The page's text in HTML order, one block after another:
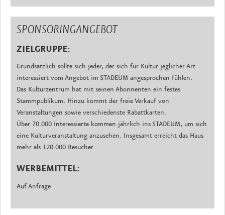
SPONSORINGANGEBOT
ZIELGRUPPE:
Grundsätzlich sollte sich jeder, der sich für Kultur jeglicher Art
interessiert vom Angebot im STADEUM angesprochen fühlen.
Das Kulturzentrum hat mit seinen Abonnenten ein festes
Stammpublikum. Hinzu kommt der freie Verkauf von
Veranstaltungen sowie verschiedenste Rabattkarten.
Über 70.000 Interessierte kommen jährlich ins STADEUM, um sich
eine Kulturveranstaltung anzusehen. Insgesamt erreicht das Haus
mehr als 120.000 Besucher.
WERBEMITTEL:
Auf Anfrage